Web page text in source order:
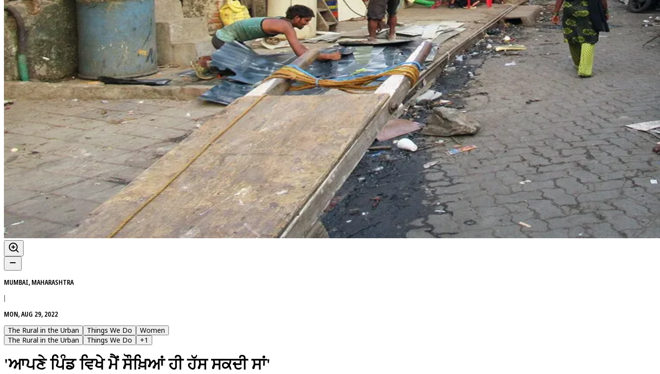
MUMBAI, MAHARASHTRA
|
MON, AUG 29, 2022
The Rural in the Urban
Things We Do
Women
The Rural in the Urban
Things We Do +1
'ਆਪਣੇ ਪਿੰਡ ਵਿਖੇ ਮੈਂ ਸੌਖ਼ਿਆਂ ਹੀ ਹੱਸ ਸਕਦੀ ਸਾਂ'